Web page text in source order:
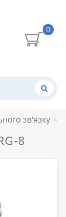
0
зв'язку
8